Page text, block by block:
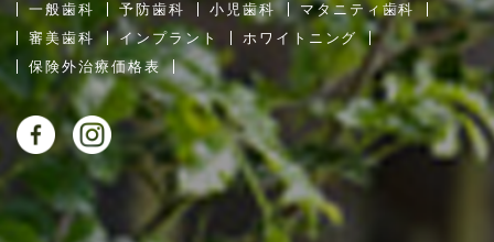
一般歯科
予防歯科 小児歯科
マタニティ歯科
審美歯科
インプラント
ホワイトニング
保険外治療価格表